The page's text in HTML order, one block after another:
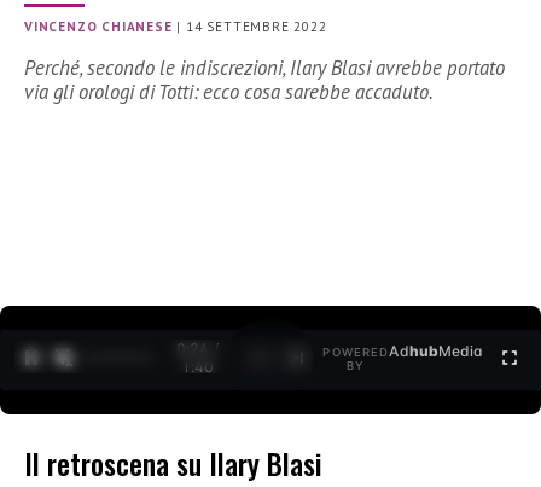
VINCENZO CHIANESE | 14 SETTEMBRE 2022
Perché, secondo le indiscrezioni, Ilary Blasi avrebbe portato
via gli orologi di Totti: ecco cosa sarebbe accaduto.
0:24 /
1:40
POWERED
BY
AdhubMedia
Il retroscena su Ilary Blasi